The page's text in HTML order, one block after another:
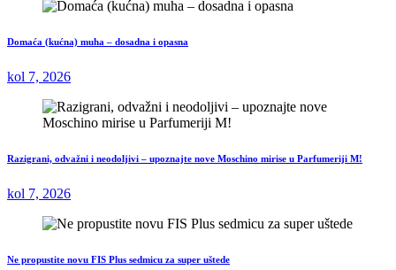
Domaća (kućna) muha – dosadna i opasna
kol 7, 2026
Razigrani, odvažni i neodoljivi – upoznajte nove Moschino mirise u Parfumeriji M!
kol 7, 2026
Ne propustite novu FIS Plus sedmicu za super uštede